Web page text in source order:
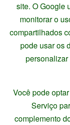
site. O Google
monitorar o
compartilhados
pode usar os
Você pode
Serviço
complemento